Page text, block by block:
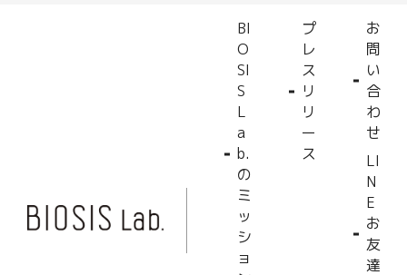
BI
O
SI
S
L
a
b.
の
ミ
ッ
シ
ョ
プ
レ
ス
リ
リ
ー
ス
お
問
い
合
わ
せ
LI
N
E
お
友
達